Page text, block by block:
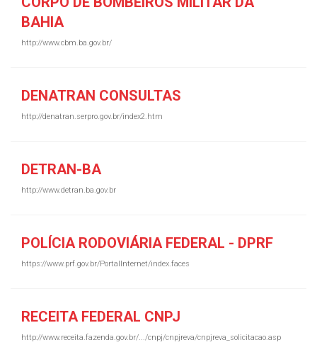
BAHIA
http://www.cbm.ba.gov.br/
DENATRAN CONSULTAS
http://denatran.serpro.gov.br/index2.htm
DETRAN-BA
http://www.detran.ba.gov.br
POLÍCIA RODOVIÁRIA FEDERAL - DPRF
https://www.prf.gov.br/PortalInternet/index.faces
RECEITA FEDERAL CNPJ
http://www.receita.fazenda.gov.br/.../cnpj/cnpjreva/cnpjreva_solicitacao.asp